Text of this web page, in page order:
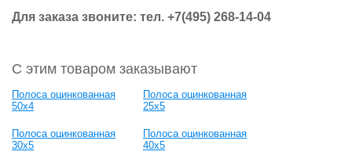
Для заказа звоните: тел. +7(495) 268-14-04
С этим товаром заказывают
Полоса оцинкованная
50х4
Полоса оцинкованная
25х5
Полоса оцинкованная
30х5
Полоса оцинкованная
40х5